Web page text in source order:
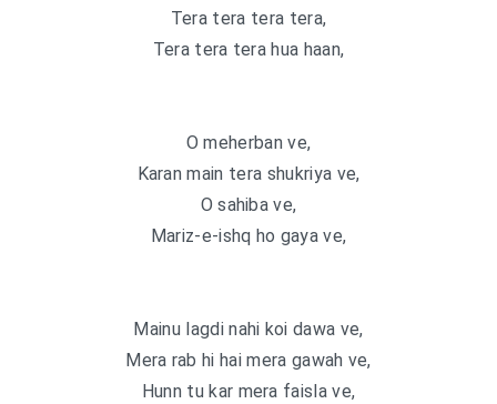
Tera tera tera tera,
Tera tera tera hua haan,
O meherban ve,
Karan main tera shukriya ve,
O sahiba ve,
Mariz-e-ishq ho gaya ve,
Mainu lagdi nahi koi dawa ve,
Mera rab hi hai mera gawah ve,
Hunn tu kar mera faisla ve,